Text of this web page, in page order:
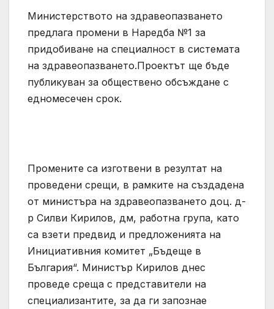
Министерството на здравеопазването
предлага промени в Наредба №1 за
придобиване на специалност в системата
на здравеопазването.Проектът ще бъде
публикуван за обществено обсъждане с
едномесечен срок.
Промените са изготвени в резултат на
проведени срещи, в рамките на създадена
от министъра на здравеопазването доц. д-
р Силви Кирилов, дм, работна група, като
са взети предвид и предложенията на
Инициативния комитет „Бъдеще в
България“. Министър Кирилов днес
проведе среща с представители на
специализантите, за да ги запознае